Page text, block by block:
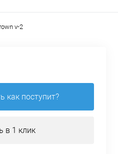
v-2
как поступит?
в 1 клик